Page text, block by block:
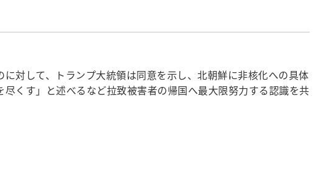
対して、トランプ大統領は同意を示し、北朝鮮に非核化への具体
くす」と述べるなど拉致被害者の帰国へ最大限努力する認識を共